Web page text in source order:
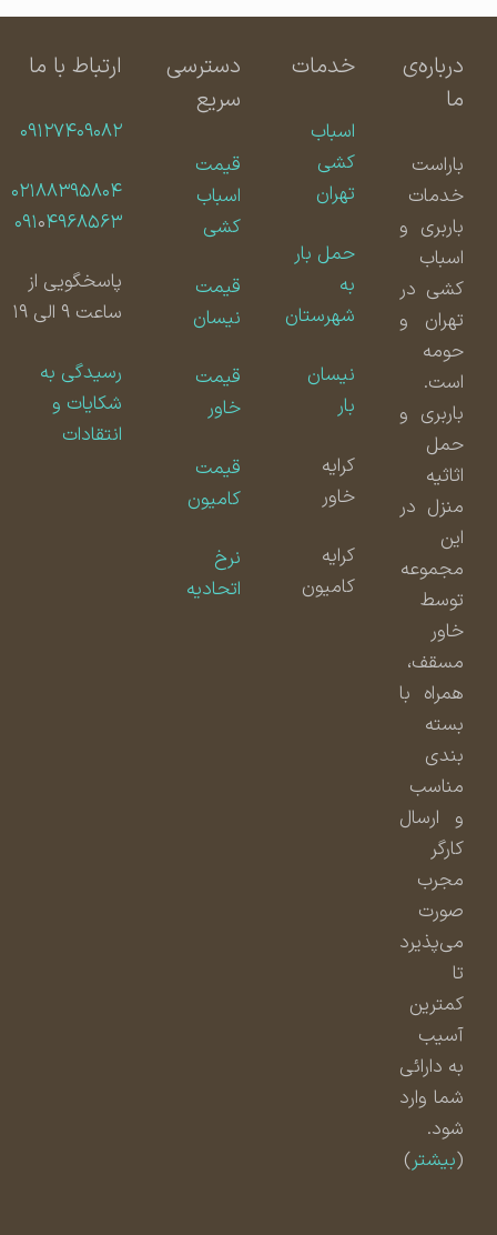
درباره‌ی
باراست
خدمات
باربری و
اسباب
کشی در
تهران و
حومه
است.
باربری و
حمل
اثاثیه
منزل در
مجموعه
توسط
مسقف،
همراه با
بسته
بندی
مناسب
و ارسال
مجرب
صورت
می‌پذیرد
کمترین
آسیب
به دارائی
شما وارد
شود.
بیشتر)
خدمات
اسباب
کشی
تهران
حمل بار
شهرستان
نیسان
کامیون
دسترسی
سریع
قیمت
اسباب
کشی
قیمت
نیسان
قیمت
قیمت
کامیون
اتحادیه
ارتباط با ما
۰۹۱۲۷۴۰۹۰۸۲
۰۲۱۸۸۳۹۵۸۰۴
۰۹۱۰۴۹۶۸۵۶۳
پاسخگویی از
ساعت ۹ الی ۱۹
رسیدگی به
شکایات و
انتقادات